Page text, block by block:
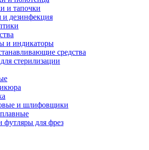
и тапочки
и дезинфекция
и индикаторы
средства
стерилизации
и шлифовщики
для фрез